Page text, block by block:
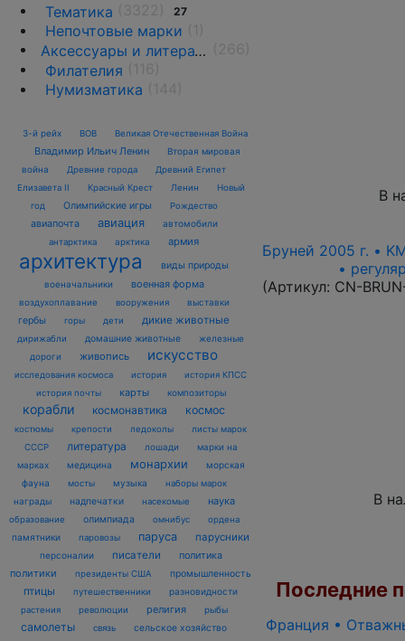
Тематика
27
Непочтовые марки
Аксессуары и литература
Филателия
Нумизматика
3-й рейх ВОВ Великая Отечественная Война
Владимир Ильич Ленин
Вторая мировая
война
Древние города
Древний Египет
Елизавета II
Красный Крест Ленин
Новый
год
Олимпийские игры Рождество
авиапочта авиация автомобили
антарктика арктика армия
архитектура виды природы
военачальники военная форма
воздухоплавание вооружения выставки
гербы горы дети дикие животные
дирижабли домашние животные
железные
дороги
живопись искусство
исследования космоса история
история КПСС
история почты
карты композиторы
корабли космонавтика космос
костюмы крепости ледоколы
листы марок
СССР
литература лошади
марки на
марках
медицина монархии
морская
фауна
мосты музыка наборы марок
награды надпечатки насекомые наука
образование олимпиада омнибус ордена
памятники паровозы паруса парусники
персоналии писатели
политика
политики
президенты США промышленность
птицы путешественники разновидности
растения революции религия рыбы
самолеты связь сельское хозяйство
В
Бруней 2005 г. •
•
(Артикул: CN-
В
Последние
Франция •